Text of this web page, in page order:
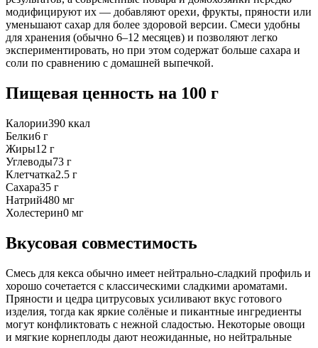
модифицируют их — добавляют орехи, фрукты, пряности или
уменьшают сахар для более здоровой версии. Смеси удобны
для хранения (обычно 6–12 месяцев) и позволяют легко
экспериментировать, но при этом содержат больше сахара и
соли по сравнению с домашней выпечкой.
Пищевая ценность на 100 г
Калории390 ккал
Белки6 г
Жиры12 г
Углеводы73 г
Клетчатка2.5 г
Сахара35 г
Натрий480 мг
Холестерин0 мг
Вкусовая совместимость
Смесь для кекса обычно имеет нейтрально-сладкий профиль и
хорошо сочетается с классическими сладкими ароматами.
Пряности и цедра цитрусовых усиливают вкус готового
изделия, тогда как яркие солёные и пикантные ингредиенты
могут конфликтовать с нежной сладостью. Некоторые овощи
и мягкие корнеплоды дают неожиданные, но нейтральные